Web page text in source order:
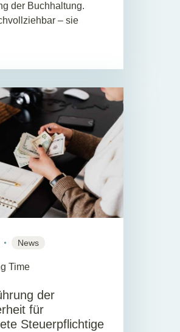
der Buchhaltung.
– sie
News
Time
der
für
Steuerpflichtige